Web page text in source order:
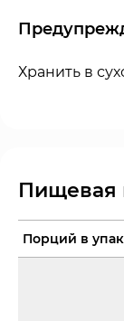
Хранить в
Пищевая
Порций в